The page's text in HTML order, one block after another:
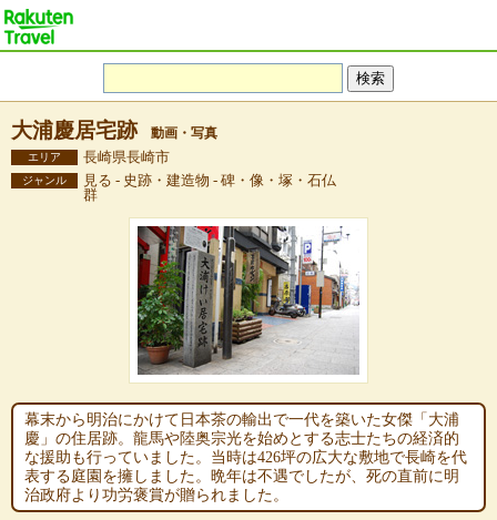
大浦慶居宅跡 動画・写真
エリア 長崎県長崎市
ジャンル
見る - 史跡・建造物 - 碑・像・塚・石仏
群
幕末から明治にかけて日本茶の輸出で一代を築いた女傑「大浦
慶」の住居跡。龍馬や陸奥宗光を始めとする志士たちの経済的
な援助も行っていました。当時は426坪の広大な敷地で長崎を代
表する庭園を擁しました。晩年は不遇でしたが、死の直前に明
治政府より功労褒賞が贈られました。